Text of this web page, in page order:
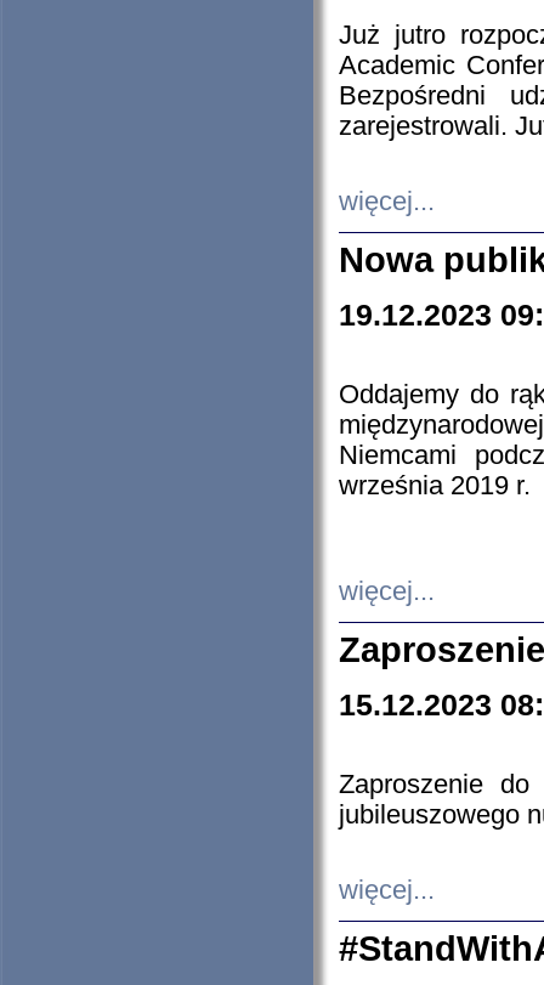
Już jutro
Academic
Bezpośredni
zarejestrowali.
więcej...
Nowa
19.12.2023
Oddajemy do
Niemcami
września 2019 r.
więcej...
15.12.2023
Zaproszenie do
jubileuszowego
więcej...